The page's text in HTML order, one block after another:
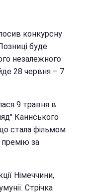
конкурсну
буде
незалежного
28 червня – 7
9 травня в
Каннського
стала фільмом
премію за
Німеччини,
Стрічка